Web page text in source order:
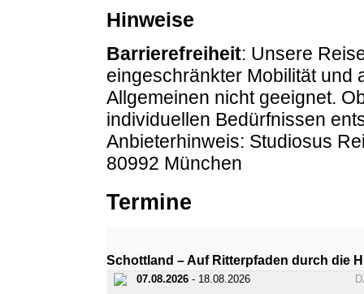
Hinweise
Barrierefreiheit: Unsere
eingeschränkter Mobilität und
Allgemeinen nicht geeignet.
individuellen Bedürfnissen
Anbieterhinweis: Studiosus
80992 München
Termine
Schottland – Auf Ritterpfaden durch die
07.08.2026- 18.08.2026